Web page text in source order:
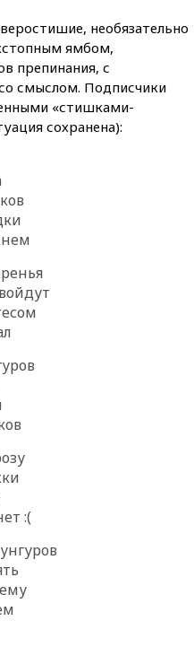
необязательно
ямбом,
препинания, с
смыслом. Подписчики
«стишками-
сохранена):
:(